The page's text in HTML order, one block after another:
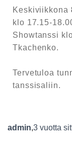
Keskiviikkona
klo 17.15-
Showtanssi
Tkachenko.
Tervetuloa
tanssisaliin.
admin,3 vuotta